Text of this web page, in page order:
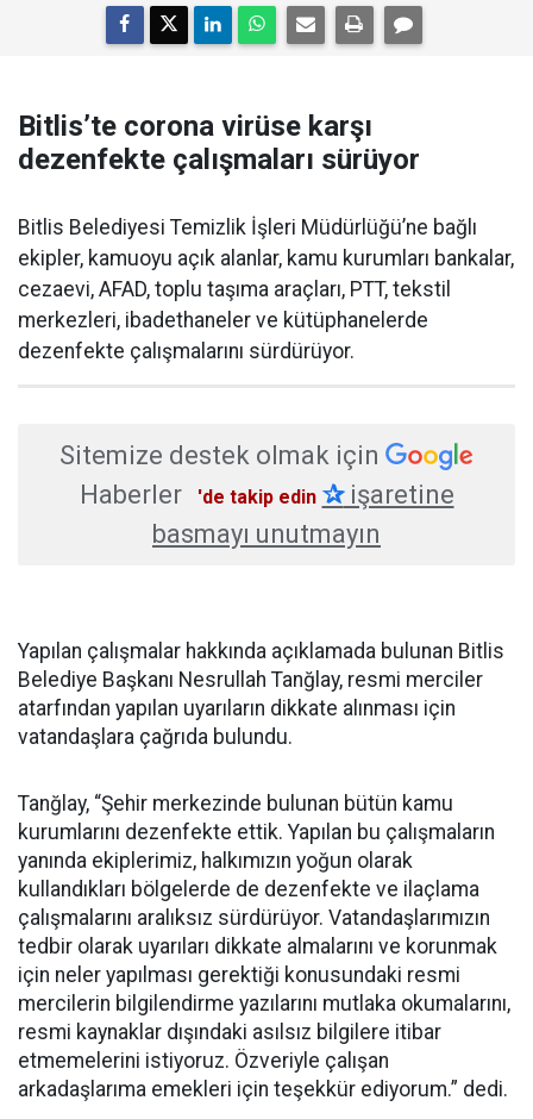
Bitlis’te corona virüse karşı
dezenfekte çalışmaları sürüyor
Bitlis Belediyesi Temizlik İşleri Müdürlüğü’ne bağlı
ekipler, kamuoyu açık alanlar, kamu kurumları bankalar,
cezaevi, AFAD, toplu taşıma araçları, PTT, tekstil
merkezleri, ibadethaneler ve kütüphanelerde
dezenfekte çalışmalarını sürdürüyor.
Sitemize destek olmak için
Haberler
'de takip edin ✰işaretine
basmayı unutmayın
Yapılan çalışmalar hakkında açıklamada bulunan Bitlis
Belediye Başkanı Nesrullah Tanğlay, resmi merciler
atarfından yapılan uyarıların dikkate alınması için
vatandaşlara çağrıda bulundu.
Tanğlay, “Şehir merkezinde bulunan bütün kamu
kurumlarını dezenfekte ettik. Yapılan bu çalışmaların
yanında ekiplerimiz, halkımızın yoğun olarak
kullandıkları bölgelerde de dezenfekte ve ilaçlama
çalışmalarını aralıksız sürdürüyor. Vatandaşlarımızın
tedbir olarak uyarıları dikkate almalarını ve korunmak
için neler yapılması gerektiği konusundaki resmi
mercilerin bilgilendirme yazılarını mutlaka okumalarını,
resmi kaynaklar dışındaki asılsız bilgilere itibar
etmemelerini istiyoruz. Özveriyle çalışan
arkadaşlarıma emekleri için teşekkür ediyorum.” dedi.